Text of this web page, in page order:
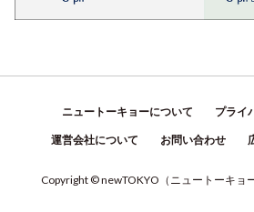
ニュートーキョーについて プライ
運営会社について お問い合わせ
Copyright © newTOKYO （ ニュートーキョ